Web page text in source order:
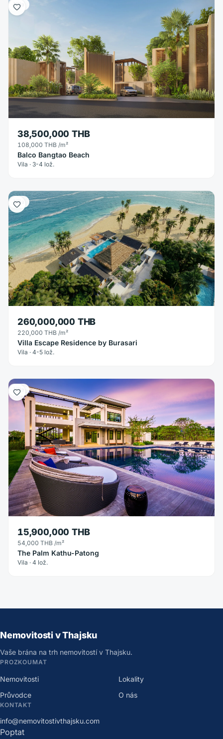
Vila
38,500,000 THB
108,000 THB /m²
Balco Bangtao Beach
Vila · 3-4 lož.
Vila
260,000,000 THB
220,000 THB /m²
Villa Escape Residence by Burasari
Vila · 4-5 lož.
Vila
15,900,000 THB
54,000 THB /m²
The Palm Kathu-Patong
Vila · 4 lož.
Nemovitosti v Thajsku
Vaše brána na trh nemovitostí v Thajsku.
PROZKOUMAT
Nemovitosti
Lokality
Průvodce
O nás
KONTAKT
info@nemovitostivthajsku.com
Poptat